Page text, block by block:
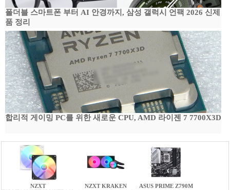
폴더블 스마트폰 부터 AI 안경까지, 삼성 갤럭시 언팩 2026 신제
품 정리
합리적 게이밍 PC를 위한 새로운 CPU, AMD 라이젠 7 7700X3D